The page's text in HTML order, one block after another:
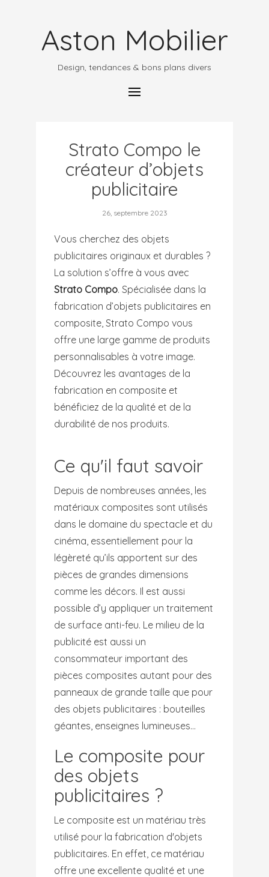
Aston Mobilier
Design, tendances & bons plans divers
Strato Compo le
créateur d’objets
publicitaire
26, septembre 2023
Vous cherchez des objets
publicitaires originaux et durables ?
La solution s’offre à vous avec
Strato Compo. Spécialisée dans la
fabrication d’objets publicitaires en
composite, Strato Compo vous
offre une large gamme de produits
personnalisables à votre image.
Découvrez les avantages de la
fabrication en composite et
bénéficiez de la qualité et de la
durabilité de nos produits.
Ce qu'il faut savoir
Depuis de nombreuses années, les
matériaux composites sont utilisés
dans le domaine du spectacle et du
cinéma, essentiellement pour la
légèreté qu’ils apportent sur des
pièces de grandes dimensions
comme les décors. Il est aussi
possible d’y appliquer un traitement
de surface anti-feu. Le milieu de la
publicité est aussi un
consommateur important des
pièces composites autant pour des
panneaux de grande taille que pour
des objets publicitaires : bouteilles
géantes, enseignes lumineuses…
Le composite pour
des objets
publicitaires ?
Le composite est un matériau très
utilisé pour la fabrication d'objets
publicitaires. En effet, ce matériau
offre une excellente qualité et une